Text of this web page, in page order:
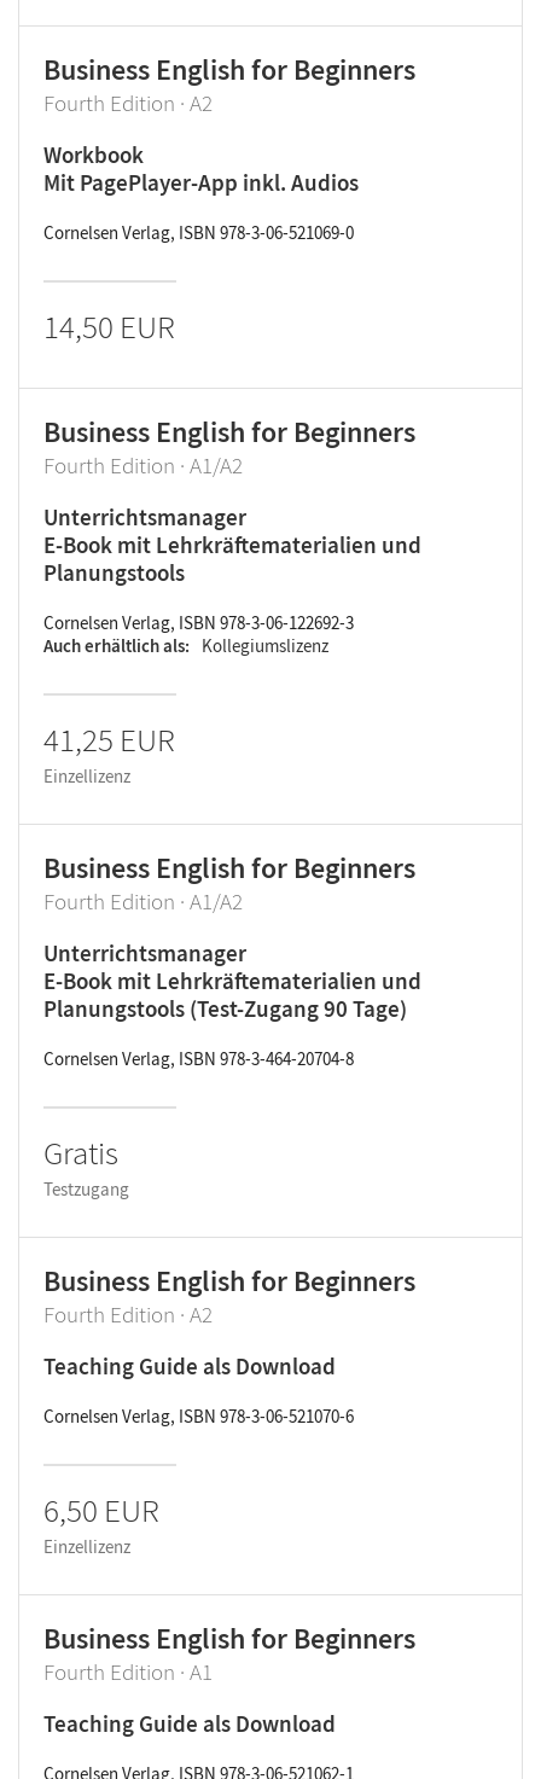
Business English for Beginners
Fourth Edition · A2
Workbook
Mit PagePlayer-App inkl. Audios
Cornelsen Verlag, ISBN 978-3-06-521069-0
14,50 EUR
Business English for Beginners
Fourth Edition · A1/A2
Unterrichtsmanager
E-Book mit Lehrkräftematerialien und
Planungstools
Cornelsen Verlag, ISBN 978-3-06-122692-3
Auch erhältlich als
Kollegiumslizenz
41,25 EUR
Einzellizenz
Business English for Beginners
Fourth Edition · A1/A2
Unterrichtsmanager
E-Book mit Lehrkräftematerialien und
Planungstools (Test-Zugang 90 Tage)
Cornelsen Verlag, ISBN 978-3-464-20704-8
Gratis
Testzugang
Business English for Beginners
Fourth Edition · A2
Teaching Guide als Download
Cornelsen Verlag, ISBN 978-3-06-521070-6
6,50 EUR
Einzellizenz
Business English for Beginners
Fourth Edition · A1
Teaching Guide als Download
Cornelsen Verlag, ISBN 978-3-06-521062-1